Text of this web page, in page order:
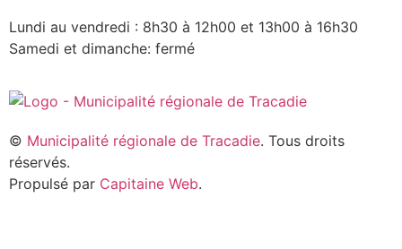
Lundi au vendredi : 8h30 à 12h00 et 13h00 à 16h30
Samedi et dimanche: fermé
© Municipalité régionale de Tracadie. Tous droits
réservés.
Propulsé par Capitaine Web.